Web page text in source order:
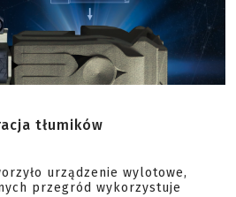
tłumików
urządzenie wylotowe,
przegród wykorzystuje